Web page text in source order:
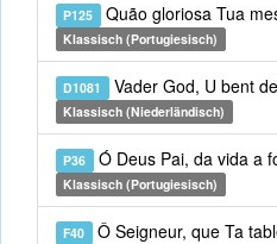
P125 Quão gloriosa Tua
Klassisch (Portugiesisch)
D1081 Vader God, U bent
Klassisch (Niederländisch)
P36 Ó Deus Pai, da vida a
Klassisch (Portugiesisch)
F40 Ô Seigneur, que Ta